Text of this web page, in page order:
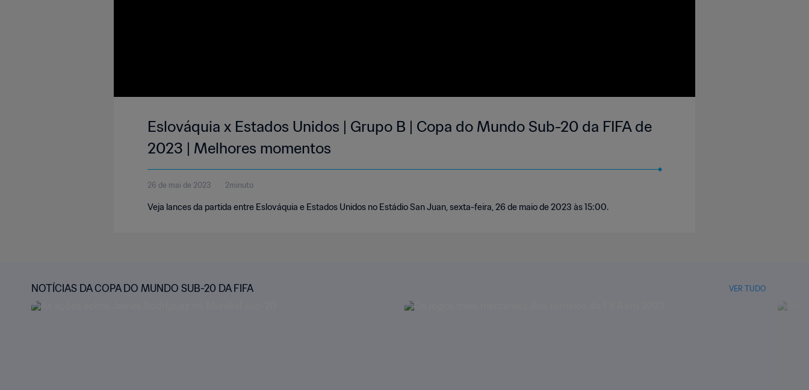
Eslováquia x Estados Unidos | Grupo B | Copa do Mundo Sub-20 da FIFA de
2023 | Melhores momentos
26 de mai de 2023 2minuto
Veja lances da partida entre Eslováquia e Estados Unidos no Estádio San Juan, sexta-feira, 26 de maio de 2023 às 15:00.
NOTÍCIAS DA COPA DO MUNDO SUB-20 DA FIFA VER TUDO